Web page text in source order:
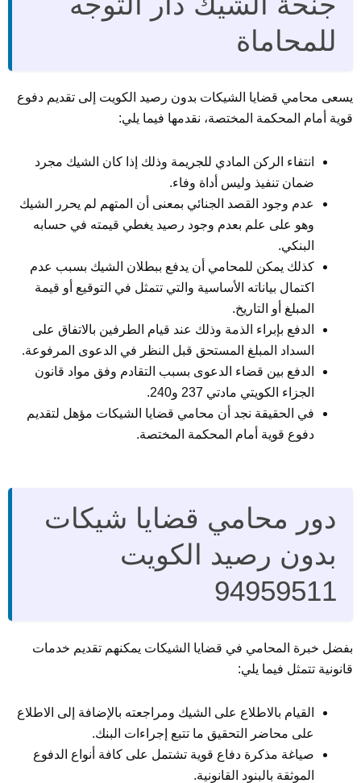
للمحاماة
يسعى محامي قضايا الشيكات بدون رصيد الكويت إلى تقديم دفوع
قوية أمام المحكمة المختصة، نقدمها فيما يلي:
انتفاء الركن المادي للجريمة وذلك إذا كان الشيك مجرد
ضمان تنفيذ وليس أداة وفاء.
عدم وجود القصد الجنائي بمعنى أن المتهم لم يحرر الشيك
وهو على علم بعدم وجود رصيد يغطي قيمته في حسابه
البنكي.
كذلك يمكن للمحامي أن يدفع ببطلان الشيك بسبب عدم
اكتمال بياناته الأساسية والتي تتمثل في التوقيع أو قيمة
المبلغ أو التاريخ.
الدفع بإبراء الذمة وذلك عند قيام الطرفين بالاتفاق على
السداد المبلغ المستحق قبل النظر في الدعوى المرفوعة.
الدفع بين قضاء الدعوى بسبب التقادم وفق مواد قانون
الجزاء الكويتي مادتي 237 و240.
في الحقيقة نجد أن محامي قضايا الشيكات مؤهل لتقديم
دفوع قوية أمام المحكمة المختصة.
دور محامي قضايا شيكات
بدون رصيد الكويت
94959511
بفضل خبرة المحامي في قضايا الشيكات يمكنهم تقديم خدمات
قانونية تتمثل فيما يلي:
القيام بالاطلاع على الشيك ومراجعته بالإضافة إلى الاطلاع
على محاضر التحقيق ما تتبع إجراءات البنك.
صياغة مذكرة دفاع قوية تشتمل على كافة أنواع الدفوع
الموثقة بالبنود القانونية.